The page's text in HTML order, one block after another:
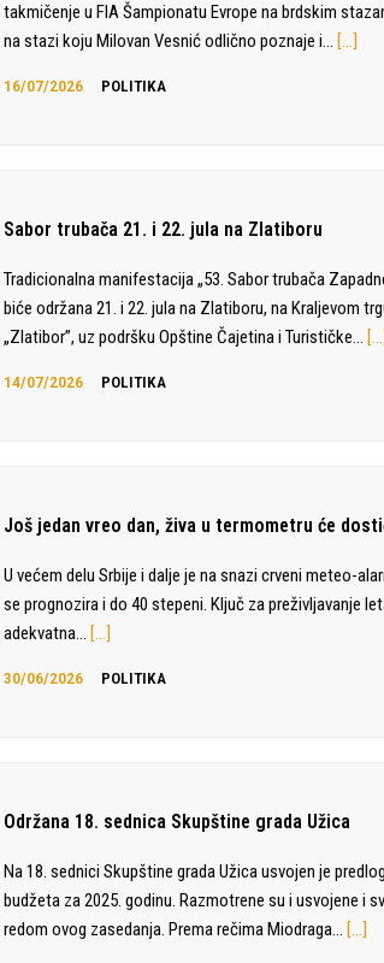
takmičenje u FIA Šampionatu Evrope na brdskim
na stazi koju Milovan Vesnić odlično poznaje i… […]
16/07/2026 POLITIKA
Sabor trubača 21. i 22. jula na Zlatiboru
Tradicionalna manifestacija „53. Sabor trubača
biće održana 21. i 22. jula na Zlatiboru, na Kraljevom
„Zlatibor”, uz podršku Opštine Čajetina i Turističke… […]
14/07/2026 POLITIKA
Još jedan vreo dan, živa u termometru će
U većem delu Srbije i dalje je na snazi crveni meteo-
se prognozira i do 40 stepeni. Ključ za preživljavanje
adekvatna… […]
30/06/2026 POLITIKA
Održana 18. sednica Skupštine grada Užica
Na 18. sednici Skupštine grada Užica usvojen je
budžeta za 2025. godinu. Razmotrene su i usvojene i
redom ovog zasedanja. Prema rečima Miodraga… […]